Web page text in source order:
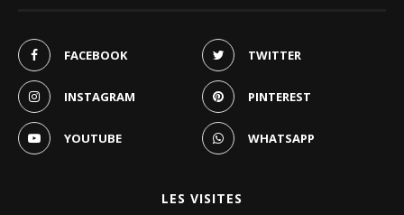
FACEBOOK TWITTER
INSTAGRAM PINTEREST
YOUTUBE WHATSAPP
LES VISITES